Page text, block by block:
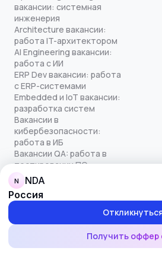
N NDA
Россия
Получить оффер
вакансии: системная
инженерия
Architecture вакансии:
работа IT-архитектором
AI Engineering вакансии:
работа с ИИ
ERP Dev вакансии: работа
с ERP-системами
Embedded и IoT вакансии:
разработка систем
Вакансии в
кибербезопасности:
работа в ИБ
Вакансии QA: работа в
тестировании ПО
Политика
Обработка